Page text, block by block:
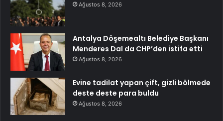
Ağustos 8, 2026
Antalya Döşemealtı Belediye Başkanı
Menderes Dal da CHP’den istifa etti
Ağustos 8, 2026
Evine tadilat yapan çift, gizli bölmede
deste deste para buldu
Ağustos 8, 2026